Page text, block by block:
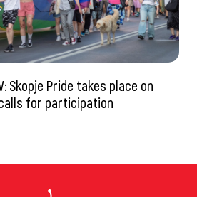
Skopje Pride takes place on
for participation